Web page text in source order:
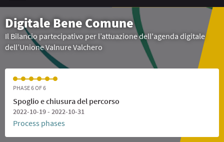
Digitale Bene Comune
Il Bilancio partecipativo per l’attuazione dell'agenda digitale
dell’Unione Valnure Valchero
PHASE 6 OF 6
Spoglio e chiusura del percorso
2022-10-19 - 2022-10-31
Process phases